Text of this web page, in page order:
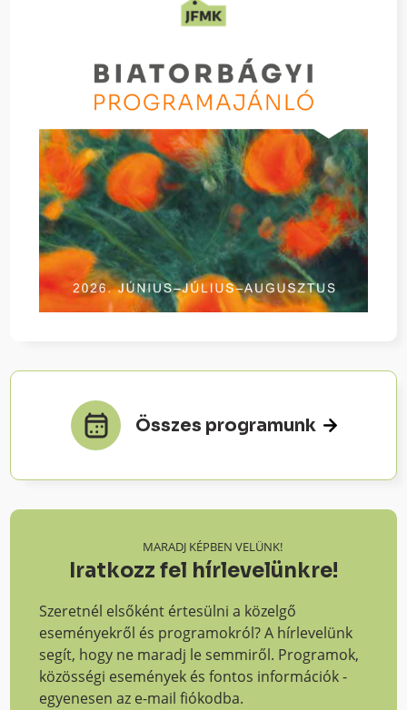
Összes programunk
MARADJ KÉPBEN VELÜNK!
Iratkozz fel hírlevelünkre!
Szeretnél elsőként értesülni a közelgő
eseményekről és programokról? A hírlevelünk
segít, hogy ne maradj le semmiről. Programok,
közösségi események és fontos információk -
egyenesen az e-mail fiókodba.